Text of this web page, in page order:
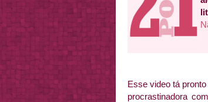
Esse video tá
procrastinadora